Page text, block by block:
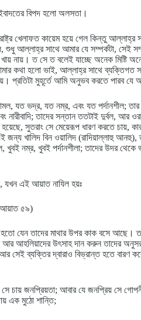
বিপদ হলো অলসতা।
খেলাফত কায়েম হয়ে গেল কিন্তু
সাথে আমার যে সম্পর্কটা, সেই
নায়। ত সে ত বলেই যাচ্ছে অনেক মিষ্টি
কথা হলো ভাই, আল্লাহ্‌র সাথে ব্যক্তিগত
প্রতিটা মুহূর্তে আমি অনুভব করতে পারব
যত ভদ্র, যত নম্র, এবং যত পর্দানশীল; তার
তাদের সন্তান ততটাই দুর্বল, আর
সুতরাং সে মেয়েরূপ ধারণ করতে চায়,
খালিদ বিন ওয়ালিদ (রাদিয়াল্লাহু আনহু),
নম্র, খুবই পর্দানশীলা; তাদের উদর থেকে
যখন এই আয়াত নাযিল হয়ঃ
আয়াত ৫৯)
যেন তাদের মাথার উপর কাক বসে আছে।
আহলিয়াদের উৎসাহ দান করুন তাদের
ব্যক্তির দ্বারাও বিভ্রান্ত হতে বারণ
সে চায় জনপ্রিয়তা; আবার যে জনপ্রিয় সে
এক মুঠো শান্তি;